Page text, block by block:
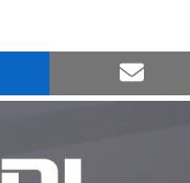
305 KOSMOS TM
DPM